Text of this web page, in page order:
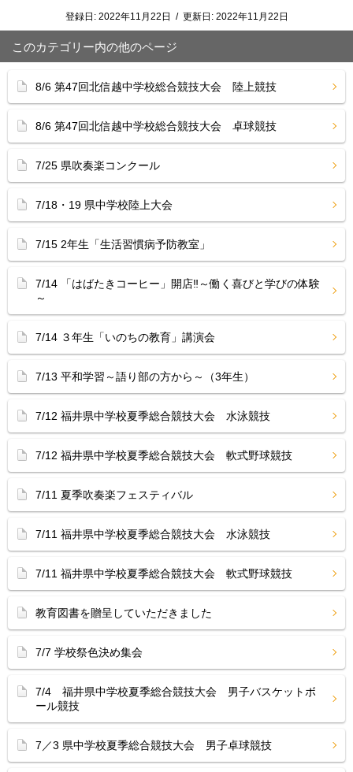
登録日: 2022年11月22日 / 更新日: 2022年11月22日
このカテゴリー内の他のページ
8/6 第47回北信越中学校総合競技大会 陸上競技
8/6 第47回北信越中学校総合競技大会 卓球競技
7/25 県吹奏楽コンクール
7/18・19 県中学校陸上大会
7/15 2年生「生活習慣病予防教室」
7/14 「はばたきコーヒー」開店‼︎～働く喜びと学びの体験
～
7/14 ３年生「いのちの教育」講演会
7/13 平和学習～語り部の方から～（3年生）
7/12 福井県中学校夏季総合競技大会 水泳競技
7/12 福井県中学校夏季総合競技大会 軟式野球競技
7/11 夏季吹奏楽フェスティバル
7/11 福井県中学校夏季総合競技大会 水泳競技
7/11 福井県中学校夏季総合競技大会 軟式野球競技
教育図書を贈呈していただきました
7/7 学校祭色決め集会
7/4 福井県中学校夏季総合競技大会 男子バスケットボ
ール競技
7／3 県中学校夏季総合競技大会 男子卓球競技